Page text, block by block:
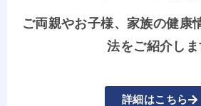
ご両親やお子様、家族の健康
法をご紹介し
詳細はこちら